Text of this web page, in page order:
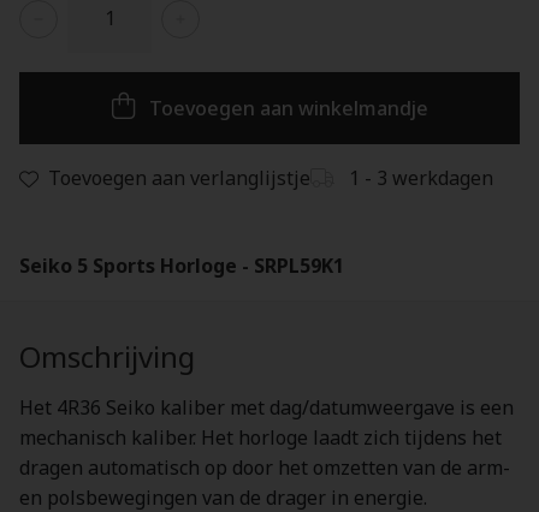
Toevoegen aan winkelmandje
Toevoegen aan verlanglijstje 1 - 3 werkdagen
Seiko 5 Sports Horloge - SRPL59K1
Omschrijving
Het 4R36 Seiko kaliber met dag/datumweergave is een
mechanisch kaliber. Het horloge laadt zich tijdens het
dragen automatisch op door het omzetten van de arm-
en polsbewegingen van de drager in energie.